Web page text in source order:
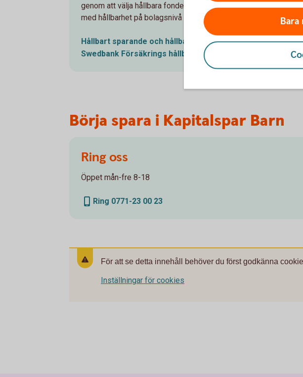
genom att välja hållbara fonder. Läs mer om det och hur
med hållbarhet på bolagsnivå samt i sina kapital- och
Hållbart sparande och hållbara
fonder
Swedbank Försäkrings hållbarhetsarbete
Börja spara i Kapitalspar Barn
Ring oss
Öppet mån-fre 8-18
Ring 0771-23 00 23
För att se detta innehåll behöver du först godkänna
Inställningar för cookies
Bara